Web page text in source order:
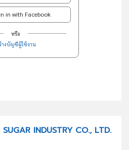
in with Facebook
หรือ
างบัญชีผู้ใช้งาน
INDUSTRY CO., LTD.